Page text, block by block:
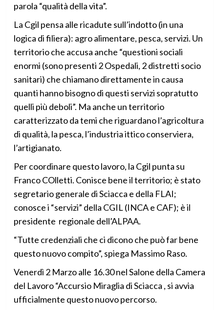
parola “qualità della vita”.
La Cgil pensa alle ricadute sull’indotto (in una
logica di filiera): agro alimentare, pesca, servizi. Un
territorio che accusa anche “questioni sociali
enormi (sono presenti 2 Ospedali, 2 distretti socio
sanitari) che chiamano direttamente in causa
quanti hanno bisogno di questi servizi sopratutto
quelli più deboli”. Ma anche un territorio
caratterizzato da temi che riguardano l’agricoltura
di qualità, la pesca, l’industria ittico conserviera,
l’artigianato.
Per coordinare questo lavoro, la Cgil punta su
Franco COlletti. Conisce bene il territorio; è stato
segretario generale di Sciacca e della FLAI;
conosce i “servizi” della CGIL (INCA e CAF); è il
presidente regionale dell’ALPAA.
“Tutte credenziali che ci dicono che può far bene
questo nuovo compito”, spiega Massimo Raso.
Venerdì 2 Marzo alle 16.30 nel Salone della Camera
del Lavoro “Accursio Miraglia di Sciacca , si avvia
ufficialmente questo nuovo percorso.